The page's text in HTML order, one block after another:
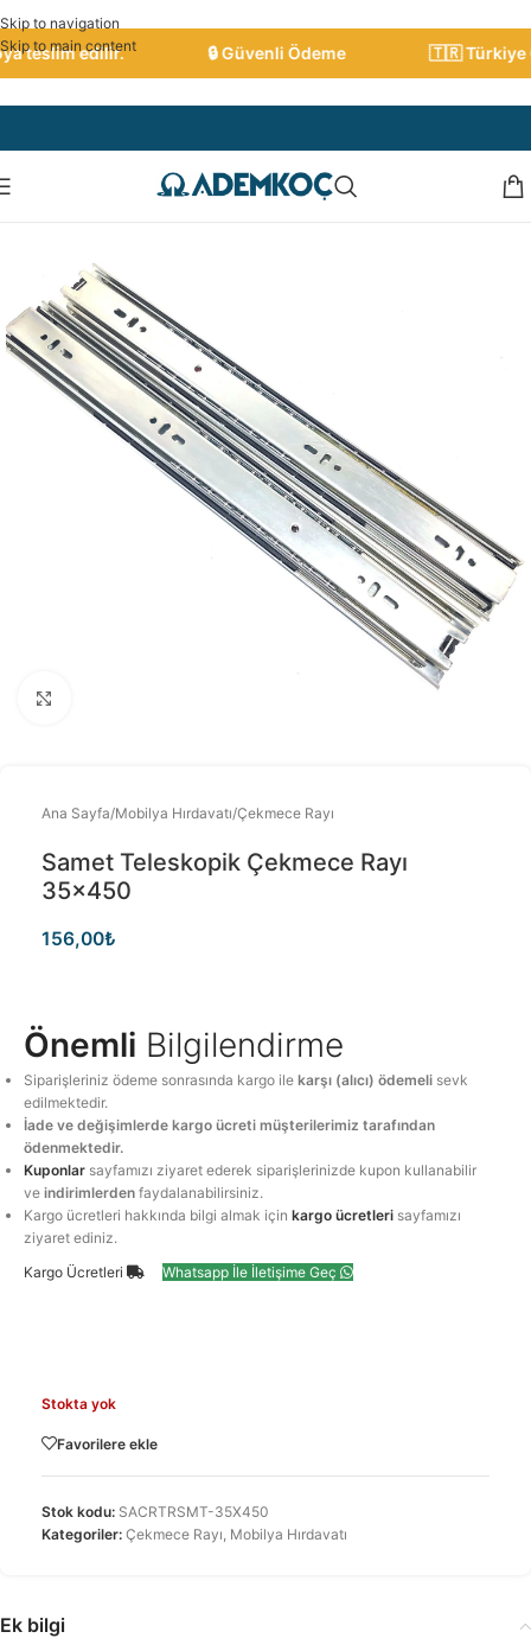
Skip to navigation
Skip to main content
teslim edilir. 🔒 Güvenli Ödeme 🇹🇷 Türkiye
Ana Sayfa/Mobilya Hırdavatı/Çekmece Rayı
Samet Teleskopik Çekmece Rayı
35×450
156,00₺
Önemli Bilgilendirme
Siparişleriniz ödeme sonrasında kargo ilekarşı (alıcı) ödemeli sevk
edilmektedir.
İade ve değişimlerde kargo ücreti müşterilerimiz tarafından
ödenmektedir.
Kuponlar sayfamızı ziyaret ederek siparişlerinizde kupon kullanabilir
veindirimlerden faydalanabilirsiniz.
Kargo ücretleri hakkında bilgi almak içinkargo ücretleri sayfamızı
ziyaret ediniz.
Kargo Ücretleri
Whatsapp İle İletişime Geç
Stokta yok
Favorilere ekle
Stok kodu: SACRTRSMT-35X450
Kategoriler: Çekmece Rayı, Mobilya Hırdavatı
Ek bilgi